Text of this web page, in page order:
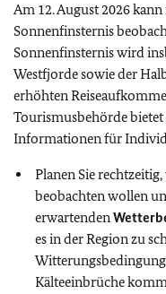
Am 12. August 2026
Sonnenfinsternis
Sonnenfinsternis wird
Westfjorde sowie der
erhöhten
Tourismusbehörde
Informationen für
Planen Sie
beobachten wollen
erwartenden
es in der Region zu
Kälteeinbrüche